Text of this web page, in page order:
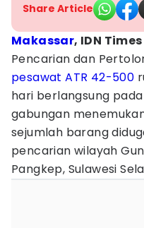
Share Article
Makassar, IDN
Pencarian dan
pesawat ATR 42-500
hari berlangsung pada
gabungan
sejumlah barang
pencarian wilayah
Pangkep, Sulawesi